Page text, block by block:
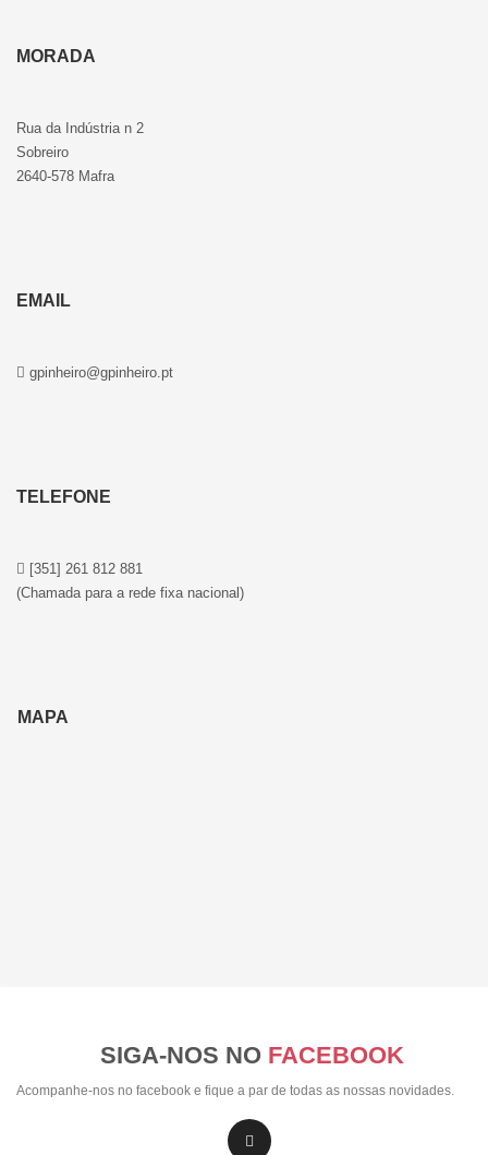
MORADA
Rua da Indústria n 2
Sobreiro
2640-578 Mafra
EMAIL
gpinheiro@gpinheiro.pt
TELEFONE
[351] 261 812 881
(Chamada para a rede fixa nacional)
MAPA
SIGA-NOS NO FACEBOOK
Acompanhe-nos no facebook e fique a par de todas as nossas novidades.